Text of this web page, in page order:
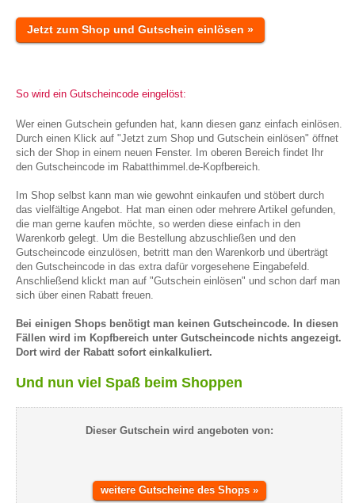
Jetzt zum Shop und Gutschein einlösen »
So wird ein Gutscheincode eingelöst:
Wer einen Gutschein gefunden hat, kann diesen ganz einfach einlösen.
Durch einen Klick auf "Jetzt zum Shop und Gutschein einlösen" öffnet
sich der Shop in einem neuen Fenster. Im oberen Bereich findet Ihr
den Gutscheincode im Rabatthimmel.de-Kopfbereich.
Im Shop selbst kann man wie gewohnt einkaufen und stöbert durch
das vielfältige Angebot. Hat man einen oder mehrere Artikel gefunden,
die man gerne kaufen möchte, so werden diese einfach in den
Warenkorb gelegt. Um die Bestellung abzuschließen und den
Gutscheincode einzulösen, betritt man den Warenkorb und überträgt
den Gutscheincode in das extra dafür vorgesehene Eingabefeld.
Anschließend klickt man auf "Gutschein einlösen" und schon darf man
sich über einen Rabatt freuen.
Bei einigen Shops benötigt man keinen Gutscheincode. In diesen
Fällen wird im Kopfbereich unter Gutscheincode nichts angezeigt.
Dort wird der Rabatt sofort einkalkuliert.
Und nun viel Spaß beim Shoppen
Dieser Gutschein wird angeboten von:
weitere Gutscheine des Shops »